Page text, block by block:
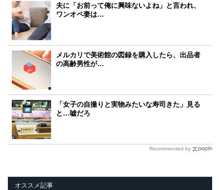
夫に「お前って俺に興味ないよね」と言われ、
ワンオペ妻は…
メルカリで美術館の図録を購入したら、出品者
の高齢男性が…
「女子の自撮りと実物みたいな寿司きた」見る
と…嘘だろ
Recommended by
オススメ記事